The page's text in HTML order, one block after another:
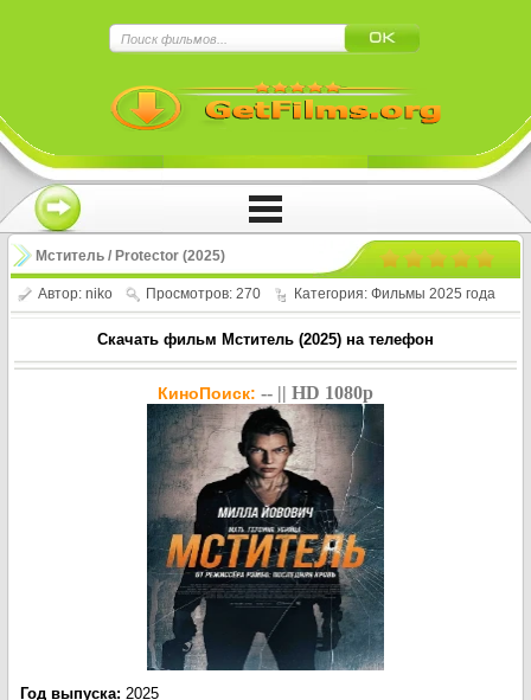
Мститель / Protector (2025)
Автор: niko Просмотров: 270 Категория: Фильмы 2025 года
Скачать фильм Мститель (2025) на телефон
КиноПоиск: -- || HD 1080p
Год выпуска: 2025
Нажмите на
!!!Если Вы с телефона сперва нажмите на
троеточие в правом верхнем углу!!!